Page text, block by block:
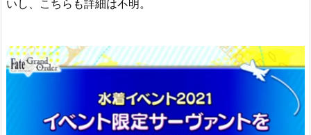
いし、こちらも詳細は不明。